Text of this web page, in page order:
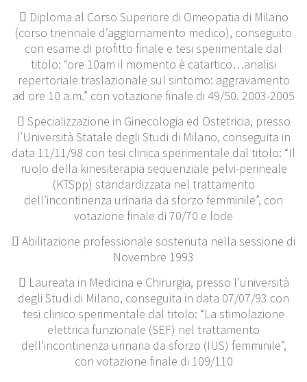
 Diploma al Corso Superiore di Omeopatia di Milano
(corso triennale d’aggiornamento medico), conseguito
con esame di profitto finale e tesi sperimentale dal
titolo: “ore 10am il momento è catartico…analisi
repertoriale traslazionale sul sintomo: aggravamento
ad ore 10 a.m.” con votazione finale di 49/50. 2003-2005
 Specializzazione in Ginecologia ed Ostetricia, presso
l’Università Statale degli Studi di Milano, conseguita in
data 11/11/98 con tesi clinica sperimentale dal titolo: “Il
ruolo della kinesiterapia sequenziale pelvi-perineale
(KTSpp) standardizzata nel trattamento
dell’incontinenza urinaria da sforzo femminile”, con
votazione finale di 70/70 e lode
 Abilitazione professionale sostenuta nella sessione di
Novembre 1993
 Laureata in Medicina e Chirurgia, presso l’università
degli Studi di Milano, conseguita in data 07/07/93 con
tesi clinico sperimentale dal titolo: “La stimolazione
elettrica funzionale (SEF) nel trattamento
dell’incontinenza urinaria da sforzo (IUS) femminile”,
con votazione finale di 109/110